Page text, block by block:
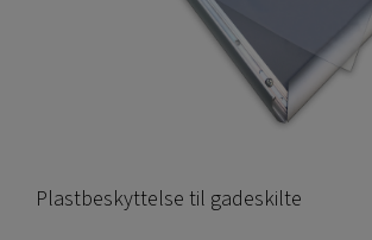
Plastbeskyttelse til gadeskilte